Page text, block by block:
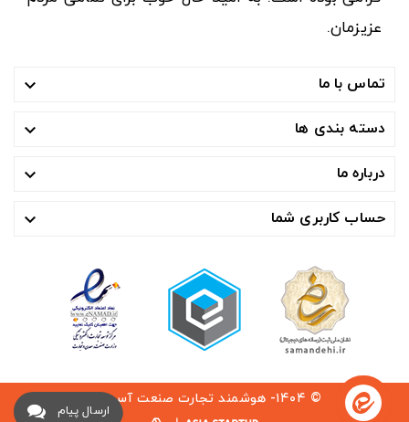
عزیزمان.
تماس با ما 
دسته بندی ها 
درباره ما 
حساب کاربری شما 
© ۱۴۰۴- هوشمند تجارت صنعت آسیا ™
ارسال پیام